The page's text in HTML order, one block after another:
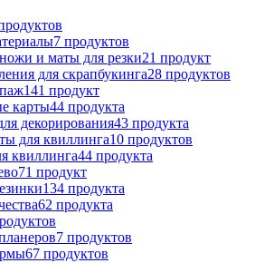
7 продуктов
и маты для резки21 продукт
для скрапбукинга28 продуктов
141 продукт
карты44 продукта
декорирования43 продукта
для квиллинга10 продуктов
квиллинга44 продукта
71 продукт
134 продукта
62 продукта
7 продуктов
67 продуктов